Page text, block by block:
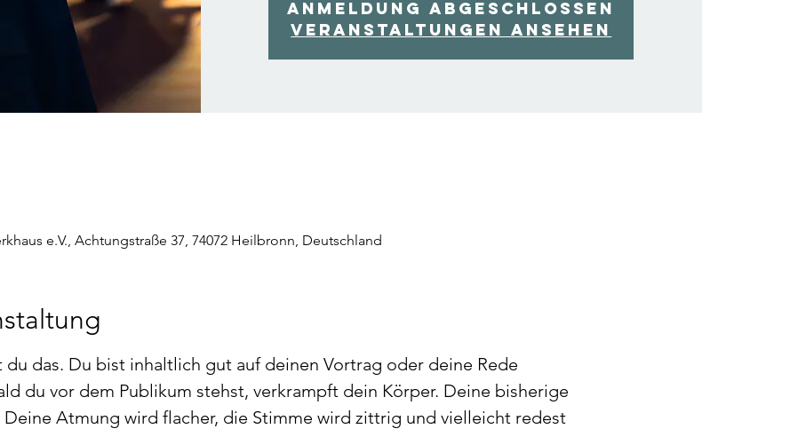
Anmeldung abgeschlossen
Veranstaltungen ansehen
e.V., Achtungstraße 37, 74072 Heilbronn, Deutschland
du das. Du bist inhaltlich gut auf deinen Vortrag oder deine Rede
du vor dem Publikum stehst, verkrampft dein Körper. Deine bisherige
Deine Atmung wird flacher, die Stimme wird zittrig und vielleicht redest